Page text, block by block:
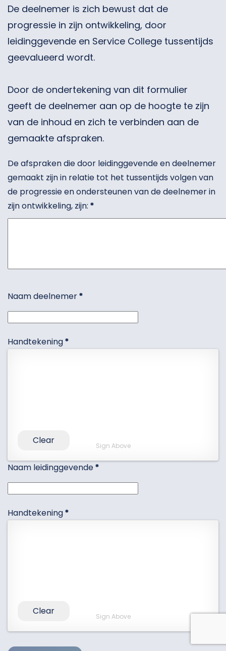
De deelnemer is zich bewust dat de
progressie in zijn ontwikkeling, door
leidinggevende en Service College tussentijds
geevalueerd wordt.
Door de ondertekening van dit formulier
geeft de deelnemer aan op de hoogte te zijn
van de inhoud en zich te verbinden aan de
gemaakte afspraken.
De afspraken die door leidinggevende en deelnemer
gemaakt zijn in relatie tot het tussentijds volgen van
de progressie en ondersteunen van de deelnemer in
zijn ontwikkeling, zijn: *
Naam deelnemer*
Handtekening*
Sign Above
Clear
Naam leidinggevende*
Handtekening*
Sign Above
Clear